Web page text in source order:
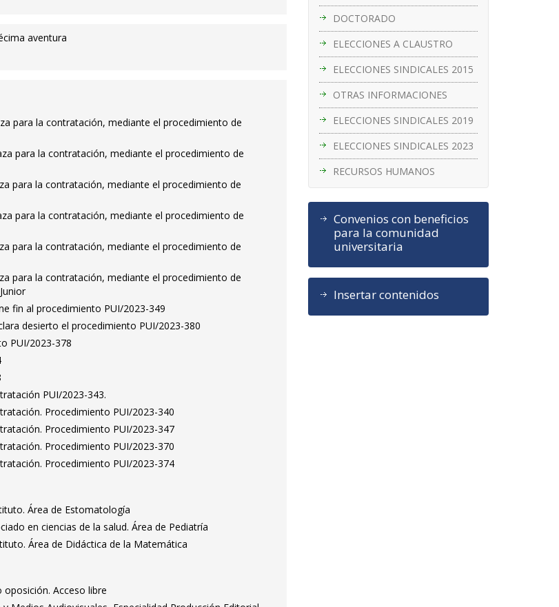
DOCTORADO
ELECCIONES A CLAUSTRO
ELECCIONES SINDICALES 2015
OTRAS INFORMACIONES
ELECCIONES SINDICALES 2019
ELECCIONES SINDICALES 2023
RECURSOS HUMANOS
Convenios con beneficios
para la comunidad
universitaria
Insertar contenidos
aventura
para la contratación, mediante el procedimiento de
para la contratación, mediante el procedimiento de
para la contratación, mediante el procedimiento de
para la contratación, mediante el procedimiento de
para la contratación, mediante el procedimiento de
para la contratación, mediante el procedimiento de
fin al procedimiento PUI/2023-349
desierto el procedimiento PUI/2023-380
PUI/2023-378
PUI/2023-343.
Procedimiento PUI/2023-340
Procedimiento PUI/2023-347
Procedimiento PUI/2023-370
Procedimiento PUI/2023-374
Área de Estomatología
en ciencias de la salud. Área de Pediatría
Área de Didáctica de la Matemática
oposición. Acceso libre